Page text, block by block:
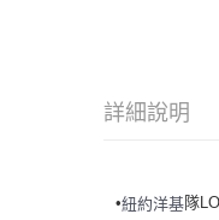
詳細說明
•紐約洋基隊